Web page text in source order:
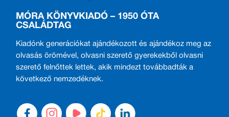
MÓRA KÖNYVKIADÓ – 1950 ÓTA
CSALÁDTAG
Kiadónk generációkat ajándékozott és ajándékoz meg az
olvasás örömével, olvasni szerető gyerekekből olvasni
szerető felnőttek lettek, akik mindezt továbbadták a
következő nemzedéknek.